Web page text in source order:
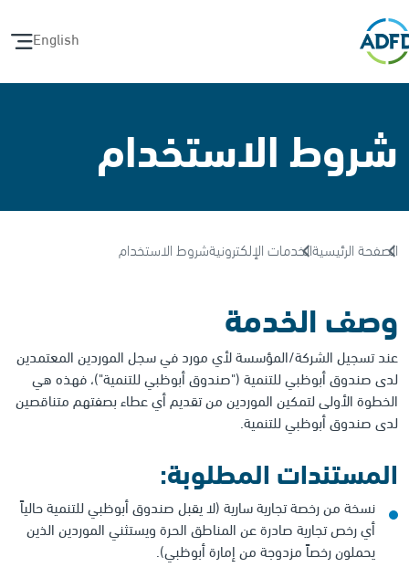
English
شروط الاستخدام
الصفحة الرئيسيةالخدمات الإلكترونيةشروط الاستخدام
وصف الخدمة
عند تسجيل الشركة/المؤسسة لأي مورد في سجل الموردين المعتمدين
لدى صندوق أبوظبي للتنمية ("صندوق أبوظبي للتنمية")، فهذه هي
الخطوة الأولى لتمكين الموردين من تقديم أي عطاء بصفتهم متناقصين
لدى صندوق أبوظبي للتنمية.
المستندات المطلوبة:
نسخة من رخصة تجارية سارية (لا يقبل صندوق أبوظبي للتنمية حالياً
أي رخص تجارية صادرة عن المناطق الحرة ويستثني الموردين الذين
يحملون رخصاً مزدوجة من إمارة أبوظبي).